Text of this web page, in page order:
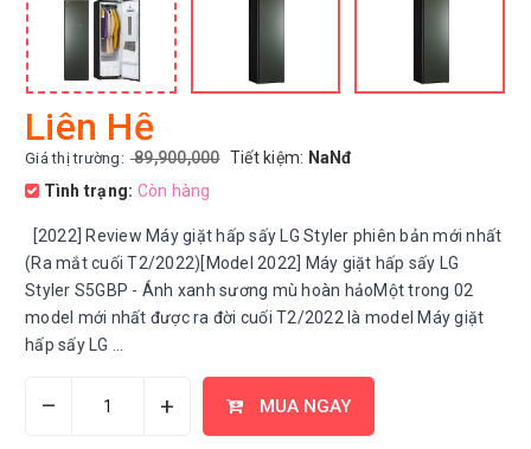
Liên Hệ
Giá thị trường: 89,900,000 Tiết kiệm: NaNđ
Tình trạng: Còn hàng
[2022] Review Máy giặt hấp sấy LG Styler phiên bản mới nhất
(Ra mắt cuối T2/2022)[Model 2022] Máy giặt hấp sấy LG
Styler S5GBP - Ánh xanh sương mù hoàn hảoMột trong 02
model mới nhất được ra đời cuối T2/2022 là model Máy giặt
hấp sấy LG ...
– + MUA NGAY